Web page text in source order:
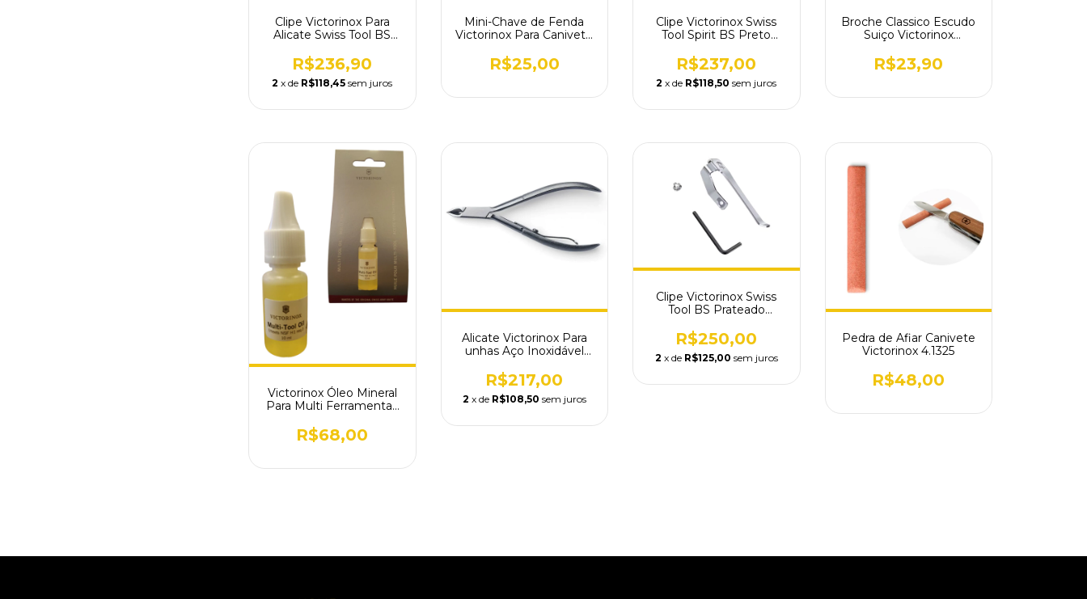
Clipe Victorinox Para
Alicate Swiss Tool BS
R$236,90
2 x de R$118,45 sem juros
Mini-Chave de Fenda
Victorinox Para Canivete
R$25,00
Clipe Victorinox Swiss
Tool Spirit BS Preto
R$237,00
2 x de R$118,50 sem juros
Broche Classico Escudo
Suiço Victorinox
R$23,90
Victorinox Óleo Mineral
Para Multi Ferramentas
R$68,00
Alicate Victorinox Para
unhas Aço Inoxidável
R$217,00
2 x de R$108,50 sem juros
Clipe Victorinox Swiss
Tool BS Prateado
R$250,00
2 x de R$125,00 sem juros
Pedra de Afiar Canivete
Victorinox 4.1325
R$48,00